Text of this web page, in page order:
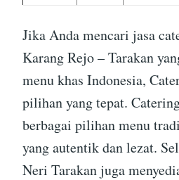
Jika Anda mencari jasa
Karang Rejo – Tarakan
menu khas Indonesia,
pilihan yang tepat.
berbagai pilihan menu
yang autentik dan lezat.
Neri Tarakan juga